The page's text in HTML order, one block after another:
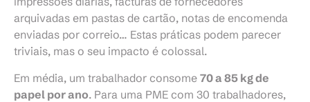
arquivadas em pastas de cartão, notas de encomenda
enviadas por correio… Estas práticas podem parecer
triviais, mas o seu impacto é colossal.
Em média, um trabalhador consome 70 a 85 kg de
papel por ano. Para uma PME com 30 trabalhadores,